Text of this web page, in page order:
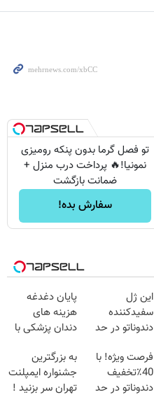
تو فصل گرما بدون پنکه رومیزی
نمونیا!🔥 پرداخت درب منزل +
ضمانت بازگشت
سفارش بده!
این ژل
سفیدکننده
دندوناتو در حد
میکنه
(40%تخفیف)
پایان دغدغه
هزینه های
دندان پزشکی با
خانگی
فرصت ویژه! با
40٪تخفیف
دندوناتو در حد
به بزرگترین
جشنواره ایمپلنت
تهران سر بزنید !